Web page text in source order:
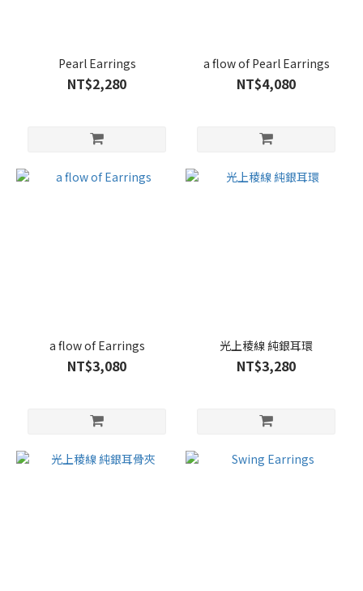
Pearl Earrings
NT$2,280
a flow of Pearl Earrings
NT$4,080
a flow of Earrings
NT$3,080
光上稜線 純銀耳環
NT$3,280